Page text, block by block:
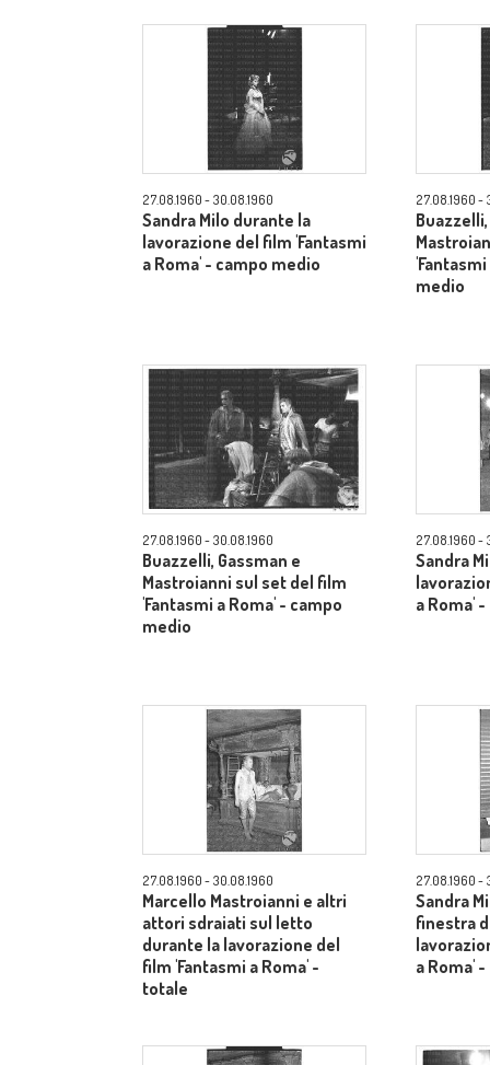
27.08.1960 - 30.08.1960
Sandra Milo durante la
lavorazione del film 'Fantasmi
a Roma' - campo medio
27.08.1960 -
medio
27.08.1960 - 30.08.1960
Buazzelli, Gassman e
Mastroianni sul set del film
'Fantasmi a Roma' - campo
medio
27.08.1960 -
Sandra
a Roma'
27.08.1960 - 30.08.1960
Marcello Mastroianni e altri
attori sdraiati sul letto
durante la lavorazione del
film 'Fantasmi a Roma' -
totale
27.08.1960 -
Sandra
finestra
a Roma'